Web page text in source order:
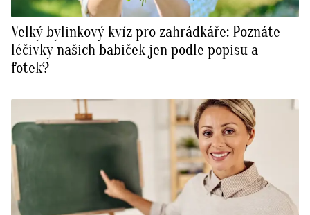
Velký bylinkový kvíz pro zahrádkáře: Poznáte
léčivky našich babiček jen podle popisu a
fotek?